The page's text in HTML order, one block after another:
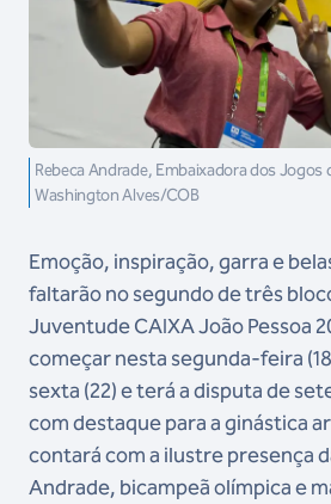
Rebeca Andrade, Embaixadora dos Jogos
Washington Alves/COB
Emoção, inspiração, garra e
faltarão no segundo de três
Juventude CAIXA João Pessoa
começar nesta segunda-feira
sexta (22) e terá a disputa de
com destaque para a ginástica
contará com a ilustre presença
Andrade, bicampeã olímpica e